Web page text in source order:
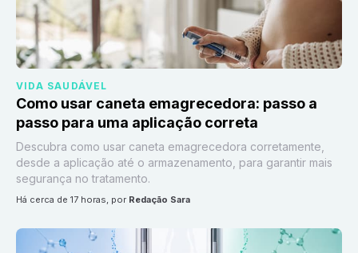
VIDA SAUDÁVEL
Como usar caneta emagrecedora: passo a
passo para uma aplicação correta
Descubra como usar caneta emagrecedora corretamente,
desde a aplicação até o armazenamento, para garantir mais
segurança no tratamento.
há cerca de 17 horas, por Redação Sara